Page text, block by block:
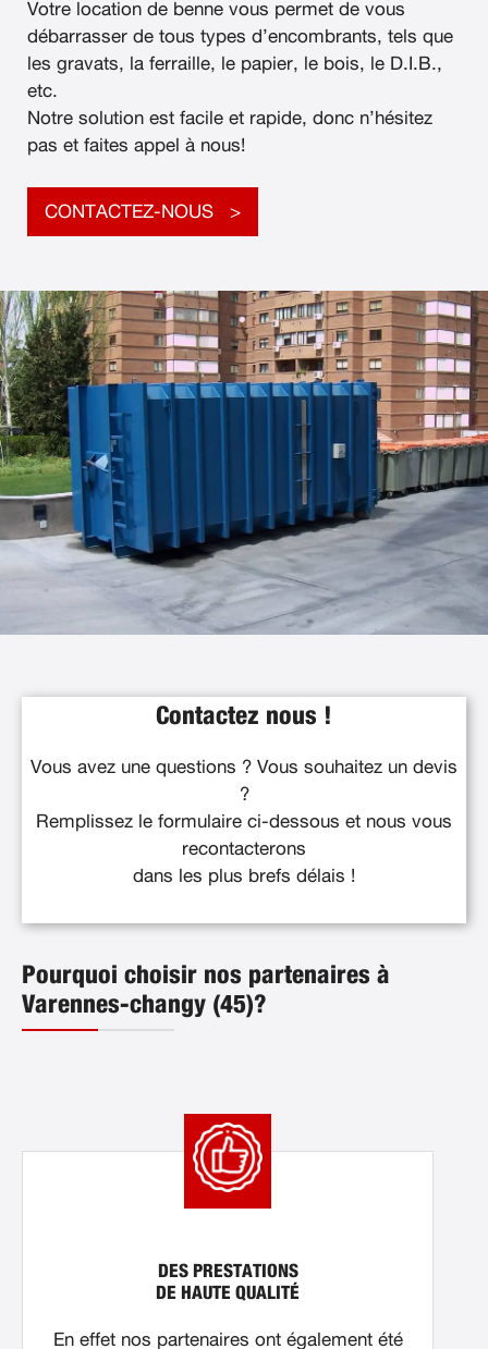
Votre location de benne vous permet de vous
débarrasser de tous types d’encombrants, tels que
les gravats, la ferraille, le papier, le bois, le D.I.B.,
etc.
Notre solution est facile et rapide, donc n’hésitez
pas et faites appel à nous!
CONTACTEZ-NOUS
Contactez nous !
Vous avez une questions ? Vous souhaitez un devis
?
Remplissez le formulaire ci-dessous et nous vous
recontacterons
dans les plus brefs délais !
Pourquoi choisir nos partenaires à
Varennes-changy (45)?
DES PRESTATIONS
DE HAUTE QUALITÉ
En effet nos partenaires ont également été